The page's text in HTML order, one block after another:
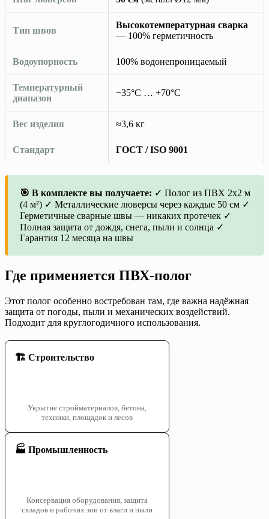
Тип швов
Высокотемпературная сварка
— 100% герметичность
Водоупорность 100% водонепроницаемый
Температурный
диапазон
−35°C … +70°C
Вес изделия ≈3,6 кг
Стандарт ГОСТ / ISO 9001
🎯 В комплекте вы получаете: ✓ Полог из ПВХ 2х2 м
(4 м²) ✓ Металлические люверсы через каждые 50 см ✓
Герметичные сварные швы — никаких протечек ✓
Полная защита от дождя, снега, пыли и солнца ✓
Гарантия 12 месяца на швы
Где применяется ПВХ-полог
Этот полог особенно востребован там, где важна надёжная
защита от погоды, пыли и механических воздействий.
Подходит для круглогодичного использования.
🏗️ Строительство
Укрытие стройматериалов, бетона,
техники, площадок и лесов
🏭 Промышленность
Консервация оборудования, защита
складов и рабочих зон от влаги и пыли